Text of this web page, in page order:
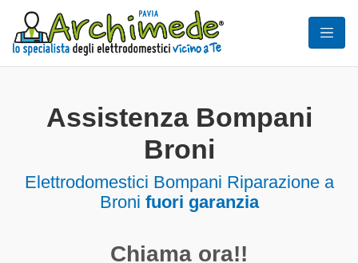
Assistenza Bompani
Broni
Elettrodomestici Bompani Riparazione a
Broni fuori garanzia
Chiama ora!!